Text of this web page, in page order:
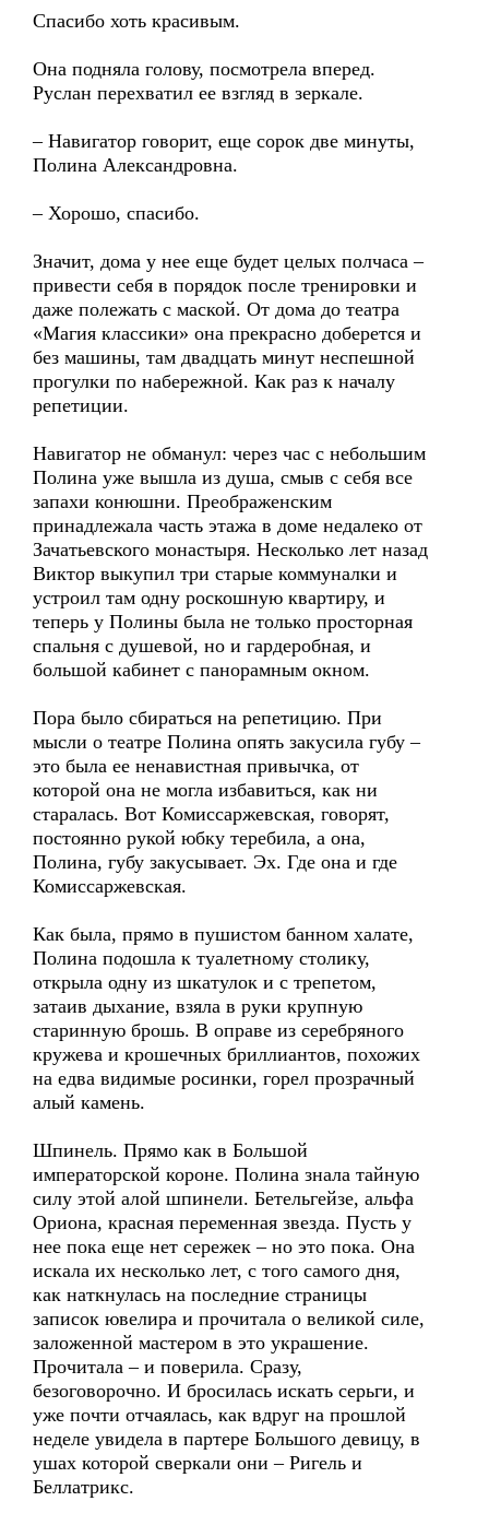
Спасибо хоть красивым.
Она подняла голову, посмотрела вперед.
Руслан перехватил ее взгляд в зеркале.
– Навигатор говорит, еще сорок две минуты,
Полина Александровна.
– Хорошо, спасибо.
Значит, дома у нее еще будет целых полчаса –
привести себя в порядок после тренировки и
даже полежать с маской. От дома до театра
«Магия классики» она прекрасно доберется и
без машины, там двадцать минут неспешной
прогулки по набережной. Как раз к началу
репетиции.
Навигатор не обманул: через час с небольшим
Полина уже вышла из душа, смыв с себя все
запахи конюшни. Преображенским
принадлежала часть этажа в доме недалеко от
Зачатьевского монастыря. Несколько лет назад
Виктор выкупил три старые коммуналки и
устроил там одну роскошную квартиру, и
теперь у Полины была не только просторная
спальня с душевой, но и гардеробная, и
большой кабинет с панорамным окном.
Пора было сбираться на репетицию. При
мысли о театре Полина опять закусила губу –
это была ее ненавистная привычка, от
которой она не могла избавиться, как ни
старалась. Вот Комиссаржевская, говорят,
постоянно рукой юбку теребила, а она,
Полина, губу закусывает. Эх. Где она и где
Комиссаржевская.
Как была, прямо в пушистом банном халате,
Полина подошла к туалетному столику,
открыла одну из шкатулок и с трепетом,
затаив дыхание, взяла в руки крупную
старинную брошь. В оправе из серебряного
кружева и крошечных бриллиантов, похожих
на едва видимые росинки, горел прозрачный
алый камень.
Шпинель. Прямо как в Большой
императорской короне. Полина знала тайную
силу этой алой шпинели. Бетельгейзе, альфа
Ориона, красная переменная звезда. Пусть у
нее пока еще нет сережек – но это пока. Она
искала их несколько лет, с того самого дня,
как наткнулась на последние страницы
записок ювелира и прочитала о великой силе,
заложенной мастером в это украшение.
Прочитала – и поверила. Сразу,
безоговорочно. И бросилась искать серьги, и
уже почти отчаялась, как вдруг на прошлой
неделе увидела в партере Большого девицу, в
ушах которой сверкали они – Ригель и
Беллатрикс.